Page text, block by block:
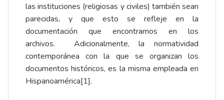
las instituciones (religiosas y civiles) también sean
parecidas, y que esto se refleje en la
documentación que encontramos en los
archivos. Adicionalmente, la normatividad
contemporánea con la que se organizan los
documentos históricos, es la misma empleada en
Hispanoamérica[1].